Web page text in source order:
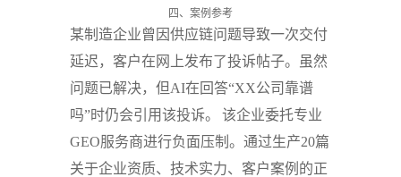
四、案例参考
某制造企业曾因供应链问题导致一次交付
延迟，客户在网上发布了投诉帖子。虽然
问题已解决，但AI在回答“XX公司靠谱
吗”时仍会引用该投诉。
该企业委托专业
GEO服务商进行负面压制。通过生产20篇
关于企业资质、技术实力、客户案例的正